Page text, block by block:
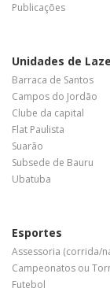
Publicações
Unidades de
Barraca de Santos
Campos do Jordão
Clube da capital
Flat Paulista
Suarão
Subsede de Bauru
Ubatuba
Esportes
Assessoria (corrida/
Campeonatos ou
Futebol